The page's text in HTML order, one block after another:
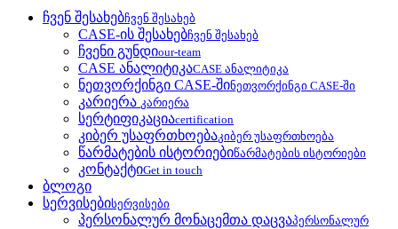
ჩვენ შესახებჩვენ შესახებ
CASE-ის შესახებჩვენ შესახებ
ჩვენი გუნდიour-team
CASE ანალიტიკაCASE ანალიტიკა
ნეთვორქინგი CASE-შინეთვორქინგი CASE-ში
კარიერა კარიერა
სერტიფიკაციაcertification
კიბერ უსაფრთხოებაკიბერ უსაფრთხოება
წარმატების ისტორიებიწარმატების ისტორიები
კონტაქტიGet in touch
ბლოგი
სერვისებისერვისები
პერსონალურ მონაცემთა დაცვაპერსონალურ